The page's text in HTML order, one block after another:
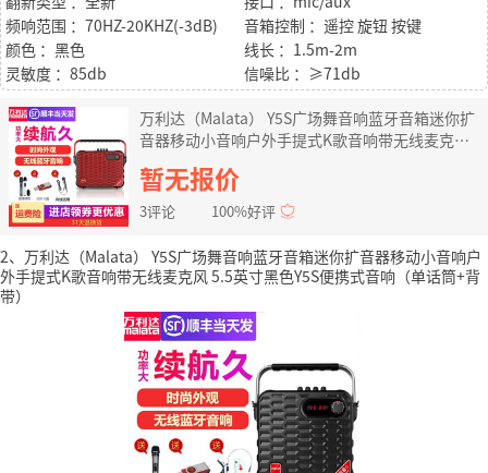
频响范围 ：70HZ-20KHZ(-3dB)
音箱控制 ：遥控 旋钮 按键
颜色 ：黑色
线长 ：1.5m-2m
灵敏度 ：85db
信噪比 ：≥71db
万利达（Malata） Y5S广场舞音响蓝牙音箱迷你扩
音器移动小音响户外手提式K歌音响带无线麦克风
6.5英寸红色Y6S便携式音响（双话筒+背带）
暂无报价
3评论 100%好评
2、万利达（Malata） Y5S广场舞音响蓝牙音箱迷你扩音器移动小音响户
外手提式K歌音响带无线麦克风 5.5英寸黑色Y5S便携式音响（单话筒+背
带）